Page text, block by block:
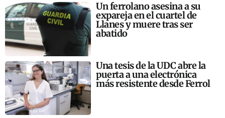
Un ferrolano asesina a su
expareja en el cuartel de
Llanes y muere tras ser
abatido
Una tesis de la UDC abre la
puerta a una electrónica
más resistente desde Ferrol